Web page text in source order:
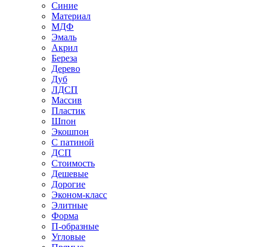
Синие
Материал
МДФ
Эмаль
Акрил
Береза
Дерево
Дуб
ЛДСП
Массив
Пластик
Шпон
Экошпон
С патиной
ДСП
Стоимость
Дешевые
Дорогие
Эконом-класс
Элитные
Форма
П-образные
Угловые